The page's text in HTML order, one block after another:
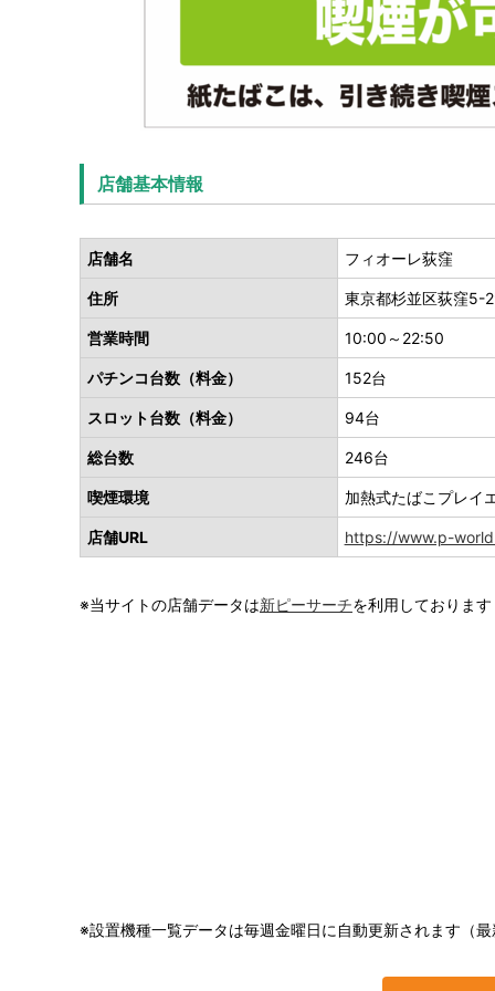
店舗基本情報
店舗名 フィオーレ荻窪
住所 東京都杉並区荻窪5-
営業時間 10:00～22:50
パチンコ台数（料金） 152台
スロット台数（料金） 94台
総台数 246台
喫煙環境 加熱式たばこプレ
店舗URL https://www.p-
※当サイトの店舗データは新ピーサーチを利用しております
※設置機種一覧データは毎週金曜日に自動更新されます（